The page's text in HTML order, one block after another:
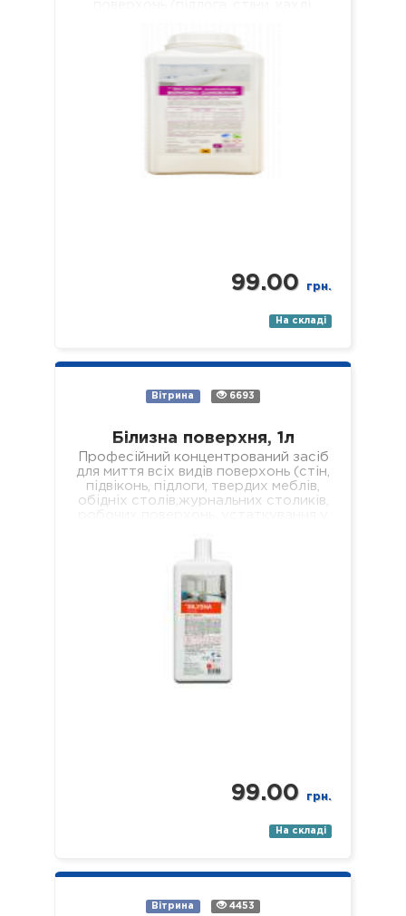
піддони тощо). Засіб якісно…
99.00 грн.
На складі
Вітрина 6693
Білизна поверхня, 1л
Професійний концентрований засіб
для миття всіх видів поверхонь (стін,
підвіконь, підлоги, твердих меблів,
обідніх столів,журнальних столиків,
профілю). Властивості: -
економічний; -…
99.00 грн.
На складі
Вітрина 4453